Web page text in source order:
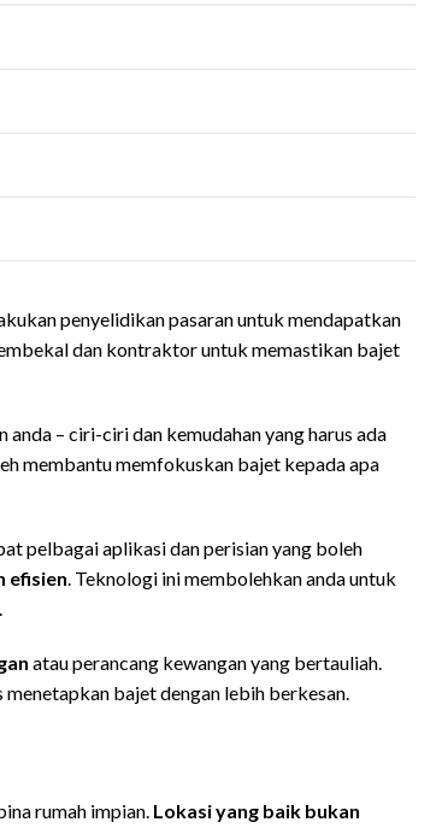
penyelidikan pasaran untuk mendapatkan
dan kontraktor untuk memastikan bajet
anda – ciri-ciri dan kemudahan yang harus ada
membantu memfokuskan bajet kepada apa
pelbagai aplikasi dan perisian yang boleh
efisien. Teknologi ini membolehkan anda untuk
atau perancang kewangan yang bertauliah.
bajet dengan lebih berkesan.
rumah impian. Lokasi yang baik bukan